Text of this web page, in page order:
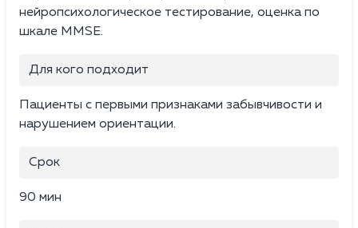
нейропсихологическое тестирование, оценка по
шкале MMSE.
Для кого подходит
Пациенты с первыми признаками забывчивости и
нарушением ориентации.
Срок
90 мин